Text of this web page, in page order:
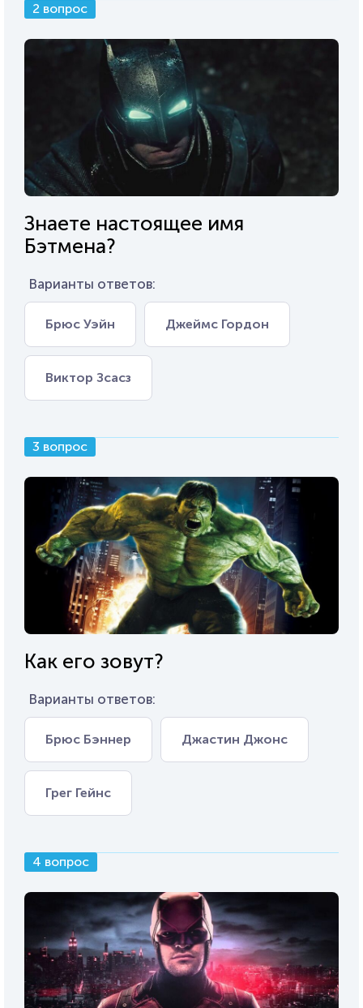
2 вопрос
Знаете настоящее имя
Бэтмена?
Варианты ответов:
Брюс Уэйн Джеймс Гордон
Виктор Зсасз
3 вопрос
Как его зовут?
Варианты ответов:
Брюс Бэннер Джастин Джонс
Грег Гейнс
4 вопрос